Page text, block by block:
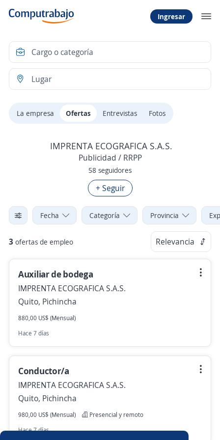
Ingresar
La empresa Ofertas Entrevistas Fotos
IMPRENTA ECOGRAFICA S.A.S.
Publicidad / RRPP
58 seguidores
+ Seguir
Fecha Categoría Provincia
3 ofertas de empleo Relevancia
Auxiliar de bodega
IMPRENTA ECOGRAFICA S.A.S.
Quito, Pichincha
880,00 US$ (Mensual)
Hace 7 días
Conductor/a
IMPRENTA ECOGRAFICA S.A.S.
Quito, Pichincha
980,00 US$ (Mensual)
Presencial y remoto
Hace 7 días